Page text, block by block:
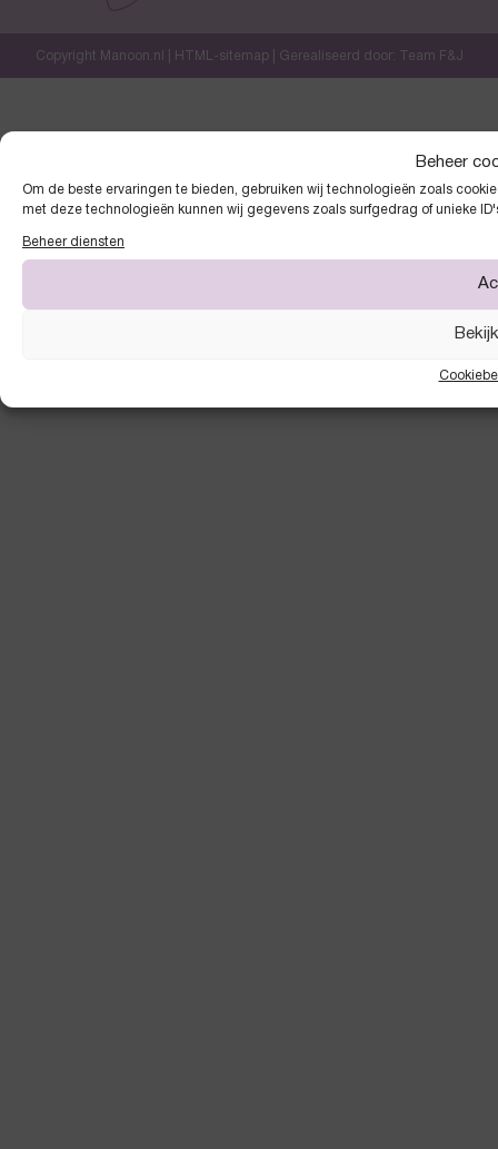
Beheer
Om de beste ervaringen te bieden, gebruiken wij technologieën zoals
met deze technologieën kunnen wij gegevens zoals surfgedrag of unieke
Beheer diensten
Copyright Manoon.nl | HTML-sitemap| Gerealiseerd door: Team F&J